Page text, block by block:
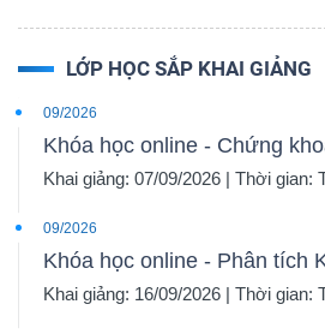
LỚP HỌC SẮP KHAI GIẢNG
09/2026
Khóa học online - Chứng
Khai giảng: 07/09/2026 | Thời gian:
09/2026
Khóa học online - Phân tích
Khai giảng: 16/09/2026 | Thời gian: